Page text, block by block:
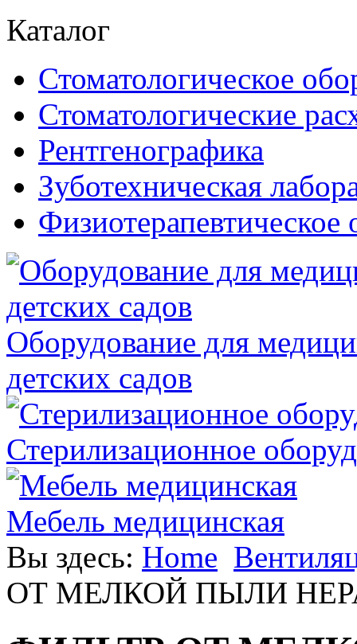
Каталог
Стоматологическое
Стоматологические
Рентгенографика
Зуботехническая
Физиотерапевтическое
Оборудование для
детских садов
Стерилизационное
Мебель медицинская
Вы здесь: Home
ОТ МЕЛКОЙ ПЫЛИ